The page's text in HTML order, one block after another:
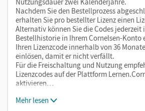
Nachdem Sie den Bestellprozess
erhalten Sie pro bestellter Lizenz einen
Alternativ können Sie die Codes jederzeit
Bestellhistorie in Ihrem Cornelsen-Konto
Ihren Lizenzcode innerhalb von 36
einlösen, damit er nicht verfällt.
Für die Freischaltung und Nutzung
Lizenzcodes auf der Plattform
aktivieren…
Mehr lesen